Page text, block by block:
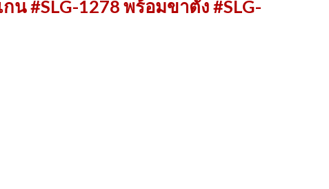
น #SLG-1278 พร้อมขาตั้ง #SLG-